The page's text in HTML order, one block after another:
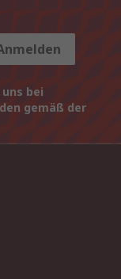
bei
gemäß der